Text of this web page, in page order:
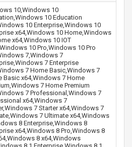
10,Windows 10
10 Education
10 Enterprise,Windows 10
x64,Windows 10 Home,Windows
x64,Windows 10 IOT
10 Pro,Windows 10 Pro
7,Windows 7
7 Enterprise
7 Home Basic,Windows 7
Basic x64,Windows 7 Home
7 Home Premium
7 Professional,Windows 7
x64,Windows 7
7 Starter x64,Windows 7
7 Ultimate x64,Windows
8 Enterprise,Windows 8
x64,Windows 8 Pro,Windows 8
8 x64,Windows